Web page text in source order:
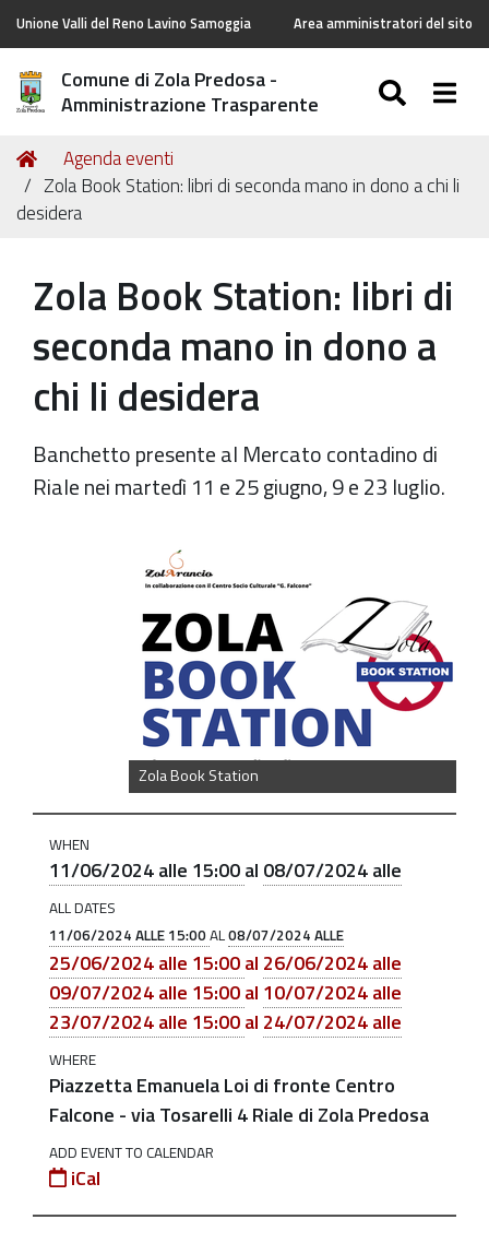
Unione Valli del Reno Lavino Samoggia Area amministratori del sito
Comune di Zola Predosa -
Amministrazione Trasparente
Tu
sei
qui:
Home
Agenda eventi
Zola Book Station: libri di seconda mano in dono a chi li
desidera
Zola Book Station: libri di
seconda mano in dono a
chi li desidera
Banchetto presente al Mercato contadino di
Riale nei martedì 11 e 25 giugno, 9 e 23 luglio.
Zola Book Station
https://old.comune.zolapredosa.bo.it/events/zola-
seconda
mano
dono
chi
desidera
2024-
11T15:00:00+02:00
WHEN
11/06/2024 alle 15:00al 08/07/2024 alle
ALL DATES
11/06/2024 ALLE 15:00AL08/07/2024 ALLE
25/06/2024 alle 15:00al 26/06/2024 alle
09/07/2024 alle 15:00al 10/07/2024 alle
23/07/2024 alle 15:00al 24/07/2024 alle
WHERE
Piazzetta Emanuela Loi di fronte Centro
Falcone - via Tosarelli 4 Riale di Zola Predosa
ADD EVENT TO CALENDAR
iCal